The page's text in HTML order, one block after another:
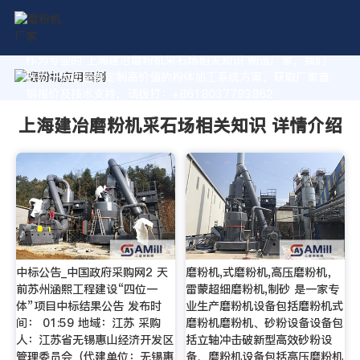
作为专业的 上海建冶磨粉机采石场相关知识 制造厂家，我们
致力于为您量身定制高价值的粉体加工系统方案。获取厂家直
上海建冶磨粉机采石场相关知识 详情介绍
中标公告_中国政府采购网2 天
前苏州涵熙工程建设“四位一
体”项目中标结果公告 发布时
间： 01:59 地域：江苏 采购
人：江苏省无锡惠山经济开发区
磨粉机,式磨粉机,高压磨粉机，
雷蒙超细磨粉机,制砂 是一家专
业生产磨粉机设备包括磨粉机式
磨粉机磨粉机、砂粉设备设备包
括立轴冲击破新型高效砂粉设